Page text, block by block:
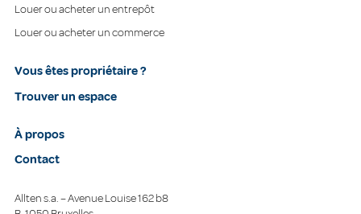
Louer ou acheter un entrepôt
Louer ou acheter un commerce
Vous êtes propriétaire ?
Trouver un espace
À propos
Contact
Allten s.a. – Avenue Louise 162 b8